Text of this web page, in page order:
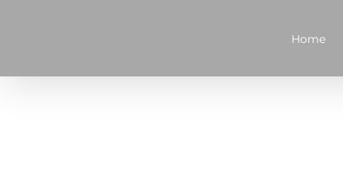
Home
Wesołych Świąt Bożego